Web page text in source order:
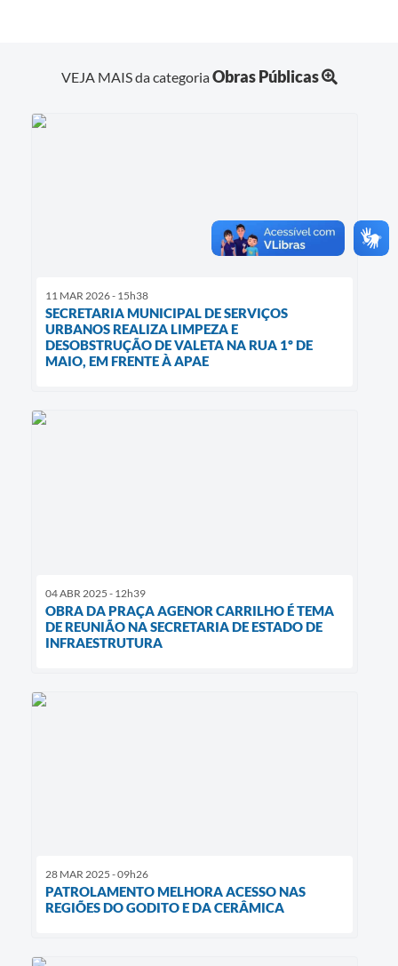
VEJA MAIS da categoriaObras Públicas
11 MAR 2026 - 15h38
SECRETARIA MUNICIPAL DE SERVIÇOS
URBANOS REALIZA LIMPEZA E
DESOBSTRUÇÃO DE VALETA NA RUA 1º DE
MAIO, EM FRENTE À APAE
04 ABR 2025 - 12h39
OBRA DA PRAÇA AGENOR CARRILHO É TEMA
DE REUNIÃO NA SECRETARIA DE ESTADO DE
INFRAESTRUTURA
28 MAR 2025 - 09h26
PATROLAMENTO MELHORA ACESSO NAS
REGIÕES DO GODITO E DA CERÂMICA